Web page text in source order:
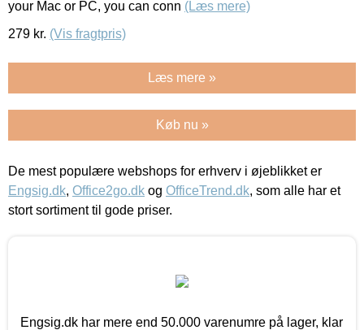
your Mac or PC, you can conn (Læs mere)
279 kr. (Vis fragtpris)
Læs mere »
Køb nu »
De mest populære webshops for erhverv i øjeblikket er
Engsig.dk, Office2go.dk og OfficeTrend.dk, som alle har et
stort sortiment til gode priser.
Engsig.dk har mere end 50.000 varenumre på lager, klar